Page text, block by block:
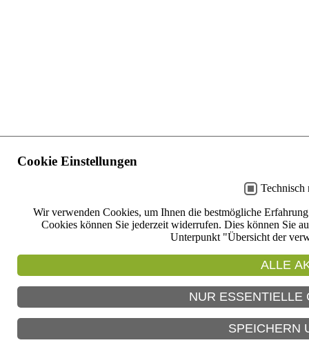
Cookie Einstellungen
Technisch
Wir verwenden Cookies, um Ihnen die bestmögliche
Cookies können Sie jederzeit widerrufen. Dies können Sie
Unterpunkt "Übersicht der
ALLE
NUR ESSENTIELLE
SPEICHERN